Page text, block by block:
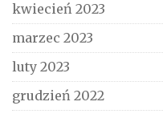
kwiecień 2023
marzec 2023
luty 2023
grudzień 2022